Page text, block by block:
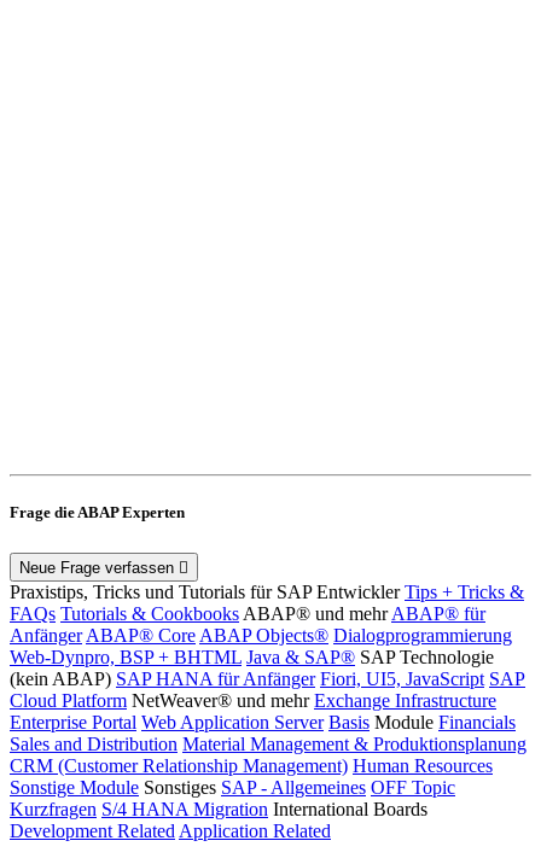
Frage die ABAP Experten
Neue Frage verfassen
Praxistips, Tricks und Tutorials für SAP Entwickler Tips + Tricks &
FAQs Tutorials & Cookbooks ABAP® und mehr ABAP® für
Anfänger ABAP® Core ABAP Objects® Dialogprogrammierung
Web-Dynpro, BSP + BHTML Java & SAP® SAP Technologie
(kein ABAP) SAP HANA für Anfänger Fiori, UI5, JavaScript SAP
Cloud Platform NetWeaver® und mehr Exchange Infrastructure
Enterprise Portal Web Application Server Basis Module Financials
Sales and Distribution Material Management & Produktionsplanung
CRM (Customer Relationship Management) Human Resources
Sonstige Module Sonstiges SAP - Allgemeines OFF Topic
Kurzfragen S/4 HANA Migration International Boards
Development Related Application Related